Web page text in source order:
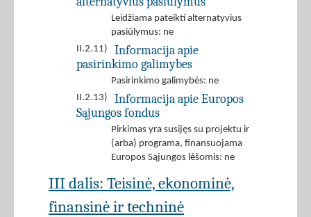
Leidžiama pateikti alternatyvius
pasiūlymus: ne
II.2.11)
Informacija apie
pasirinkimo galimybes
Pasirinkimo galimybės: ne
II.2.13)
Informacija apie Europos
Sąjungos fondus
Pirkimas yra susijęs su projektu ir
(arba) programa, finansuojama
Europos Sąjungos lėšomis: ne
III dalis: Teisinė, ekonominė,
finansinė ir techninė